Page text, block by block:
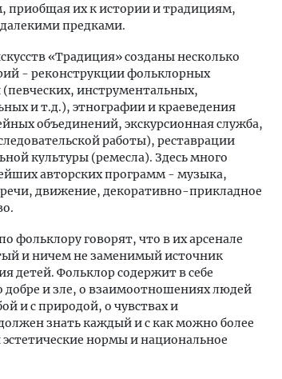
приобщая их к истории и традициям,
далекими предками.
«Традиция» созданы несколько
- реконструкции фольклорных
инструментальных,
и т.д.), этнографии и краеведения
объединений, экскурсионная служба,
работы), реставрации
культуры (ремесла). Здесь много
авторских программ - музыка,
движение, декоративно-прикладное
фольклору говорят, что в их арсенале
и ничем не заменимый источник
детей. Фольклор содержит в себе
добре и зле, о взаимоотношениях людей
и с природой, о чувствах и
знать каждый и с как можно более
нормы и национальное